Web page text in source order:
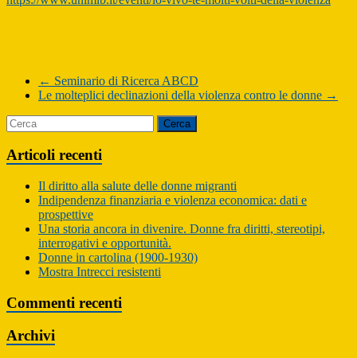
← Seminario di Ricerca ABCD
Le molteplici declinazioni della violenza contro le donne →
Articoli recenti
Il diritto alla salute delle donne migranti
Indipendenza finanziaria e violenza economica: dati e
prospettive
Una storia ancora in divenire. Donne fra diritti, stereotipi,
interrogativi e opportunità.
Donne in cartolina (1900-1930)
Mostra Intrecci resistenti
Commenti recenti
Archivi